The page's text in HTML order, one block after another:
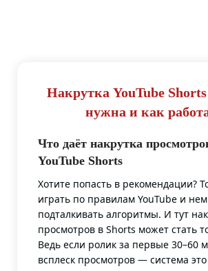
Накрутка YouTube
нужна и как
Что даёт накрутка
YouTube Shorts
Хотите попасть в рекомендации?
играть по правилам YouTube и
подталкивать алгоритмы. И тут
просмотров в Shorts может стать
Ведь если ролик за первые 30–60
всплеск просмотров — система это